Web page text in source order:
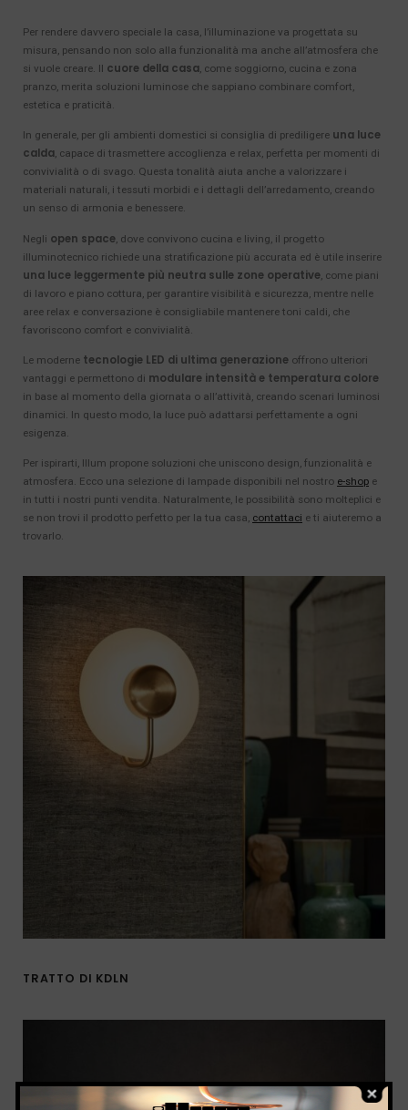
Per rendere davvero speciale la casa, l’illuminazione va progettata su
misura, pensando non solo alla funzionalità ma anche all’atmosfera che
si vuole creare. Il cuore della casa, come soggiorno, cucina e zona
pranzo, merita soluzioni luminose che sappiano combinare comfort,
estetica e praticità.
In generale, per gli ambienti domestici si consiglia di prediligere una luce
calda, capace di trasmettere accoglienza e relax, perfetta per momenti di
convivialità o di svago. Questa tonalità aiuta anche a valorizzare i
materiali naturali, i tessuti morbidi e i dettagli dell’arredamento, creando
un senso di armonia e benessere.
Negli open space , dove convivono cucina e living, il progetto
illuminotecnico richiede una stratificazione più accurata ed è utile inserire
una luce leggermente più neutra sulle zone operative , come piani
di lavoro e piano cottura, per garantire visibilità e sicurezza, mentre nelle
aree relax e conversazione è consigliabile mantenere toni caldi, che
favoriscono comfort e convivialità.
Le moderne tecnologie LED di ultima generazione offrono ulteriori
vantaggi e permettono di modulare intensità e temperatura colore
in base al momento della giornata o all’attività, creando scenari luminosi
dinamici. In questo modo, la luce può adattarsi perfettamente a ogni
esigenza.
Per ispirarti, Illum propone soluzioni che uniscono design, funzionalità e
atmosfera. Ecco una selezione di lampade disponibili nel nostro e-shop e
in tutti i nostri punti vendita. Naturalmente, le possibilità sono molteplici e
se non trovi il prodotto perfetto per la tua casa, contattaci e ti aiuteremo a
trovarlo.
TRATTO DI KDLN